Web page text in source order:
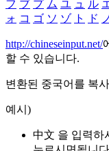
フ ブ プ ム ユ ュ ル
ォ コ ゴ ソ ゾ ト ド
http://chineseinput.net/
할 수 있습니다.
변환된 중국어를 복
예시)
中文 을 입력하